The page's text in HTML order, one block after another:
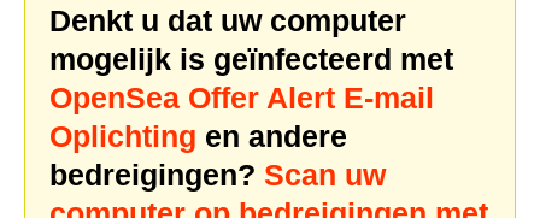
Denkt u dat uw computer
mogelijk is geïnfecteerd met
OpenSea Offer Alert E-mail
Oplichting en andere
bedreigingen? Scan uw